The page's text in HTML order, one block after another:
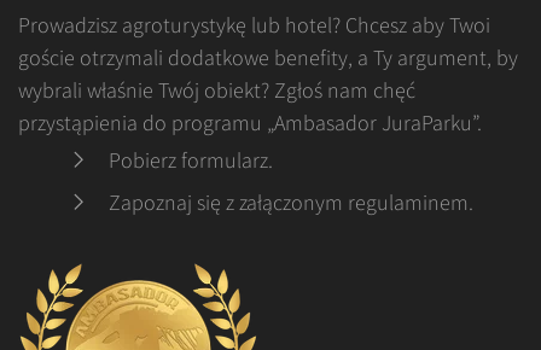
Prowadzisz agroturystykę lub hotel? Chcesz aby Twoi
goście otrzymali dodatkowe benefity, a Ty argument, by
wybrali właśnie Twój obiekt? Zgłoś nam chęć
przystąpienia do programu „Ambasador JuraParku”.
Pobierz formularz.
Zapoznaj się z załączonym regulaminem.